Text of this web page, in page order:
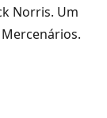
Norris. Um